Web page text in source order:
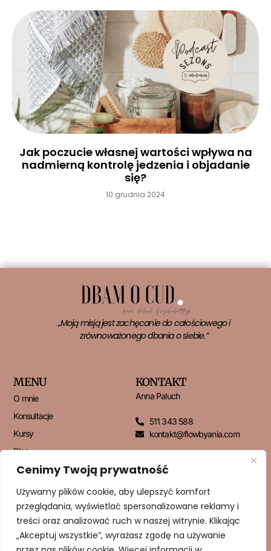
Cenimy Twoją prywatność
Używamy plików cookie, aby ulepszyć komfort
przeglądania, wyświetlać spersonalizowane reklamy i
treści oraz analizować ruch w naszej witrynie. Klikając
„Akceptuj wszystkie”, wyrażasz zgodę na używanie
Jak poczucie własnej wartości wpływa na
nadmierną kontrolę jedzenia i objadanie
się?
10 grudnia 2024
„Moją misją jest zachęcanie do całościowego i
zrównoważonego dbania o siebie.”
MENU
O mnie
Konsultacje
Kursy
Blog
Kontakt
KONTAKT
Anna Paluch
511 343 588
kontakt@flowbyania.com
NEWSLETTER